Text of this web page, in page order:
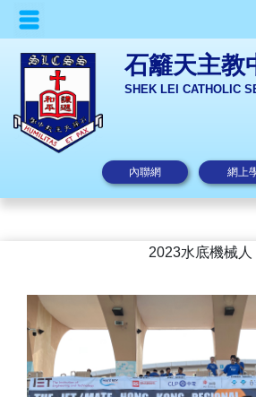
石籬天主教
SHEK LEI CATHOLIC
內聯網 網上
2023水底機械人